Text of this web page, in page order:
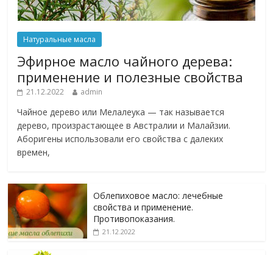
Натуральные масла
Эфирное масло чайного дерева:
применение и полезные свойства
21.12.2022 admin
Чайное дерево или Мелалеука — так называется
дерево, произрастающее в Австралии и Малайзии.
Аборигены использовали его свойства с далеких
времен,
Облепиховое масло: лечебные
свойства и применение.
Противопоказания.
21.12.2022